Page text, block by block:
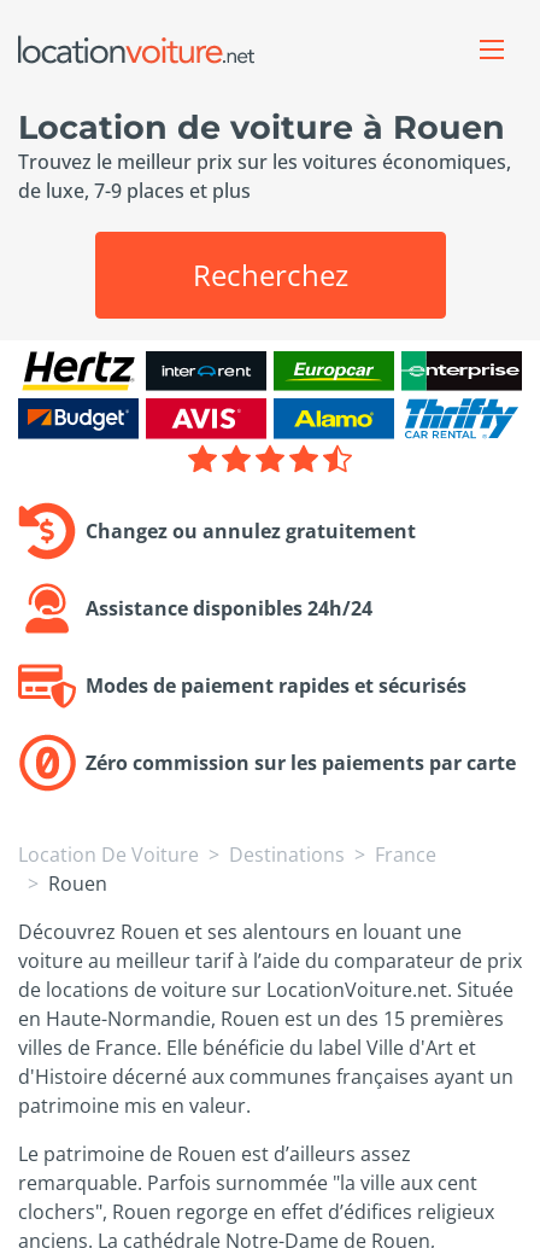
Location de voiture à Rouen
Trouvez le meilleur prix sur les voitures économiques,
de luxe, 7-9 places et plus
Recherchez
Changez ou annulez gratuitement
Assistance disponibles 24h/24
Modes de paiement rapides et sécurisés
Zéro commission sur les paiements par carte
Location De Voiture Destinations
France
Rouen
Découvrez Rouen et ses alentours en louant une
voiture au meilleur tarif à l’aide du comparateur de prix
de locations de voiture sur LocationVoiture.net. Située
en Haute-Normandie, Rouen est un des 15 premières
villes de France. Elle bénéficie du label Ville d'Art et
d'Histoire décerné aux communes françaises ayant un
patrimoine mis en valeur.
Le patrimoine de Rouen est d’ailleurs assez
remarquable. Parfois surnommée "la ville aux cent
clochers", Rouen regorge en effet d’édifices religieux
anciens. La cathédrale Notre-Dame de Rouen,